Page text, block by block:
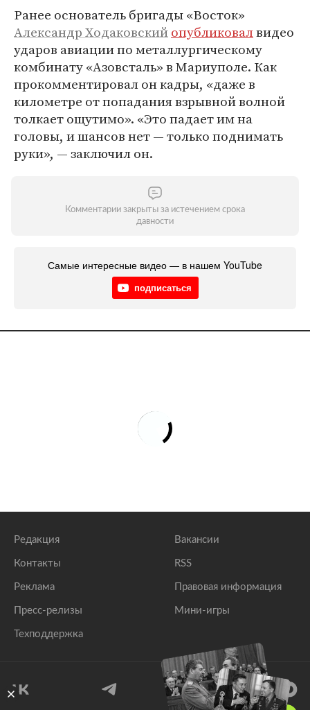
Ранее основатель бригады «Восток»
Александр Ходаковскийопубликовалвидео
ударов авиации по металлургическому
комбинату «Азовсталь» в Мариуполе. Как
прокомментировал он кадры, «даже в
километре от попадания взрывной волной
толкает ощутимо». «Это падает им на
головы, и шансов нет — только поднимать
руки», — заключил он.
Комментарии закрыты за истечением срока
давности
Самые интересные видео — в нашем YouTube
подписаться
Редакция
Контакты
Реклама
Пресс-релизы
Техподдержка
Вакансии
RSS
Правовая информация
Мини-игры